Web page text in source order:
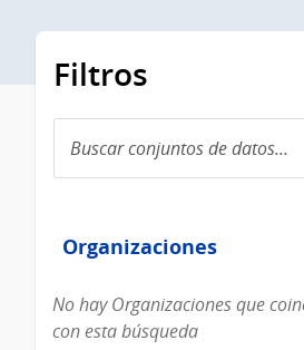
Filtros
conjuntos
de
Organizaciones
Organizaciones
No hay Organizaciones que
con esta búsqueda